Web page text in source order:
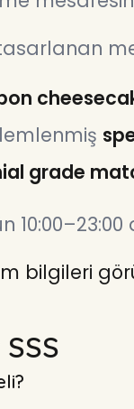
grade
bilgileri